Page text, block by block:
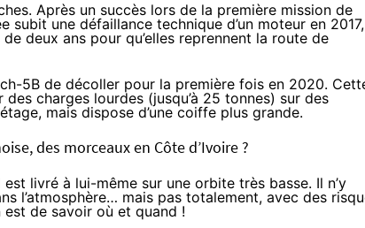
Après un succès lors de la première mission de
une défaillance technique d’un moteur en 2017,
deux ans pour qu’elles reprennent la route de
5B de décoller pour la première fois en 2020.
charges lourdes (jusqu’à 25 tonnes) sur des
mais dispose d’une coiffe plus grande.
des morceaux en Côte d’Ivoire ?
livré à lui-même sur une orbite très basse. Il n’y
l’atmosphère… mais pas totalement, avec des
de savoir où et quand !